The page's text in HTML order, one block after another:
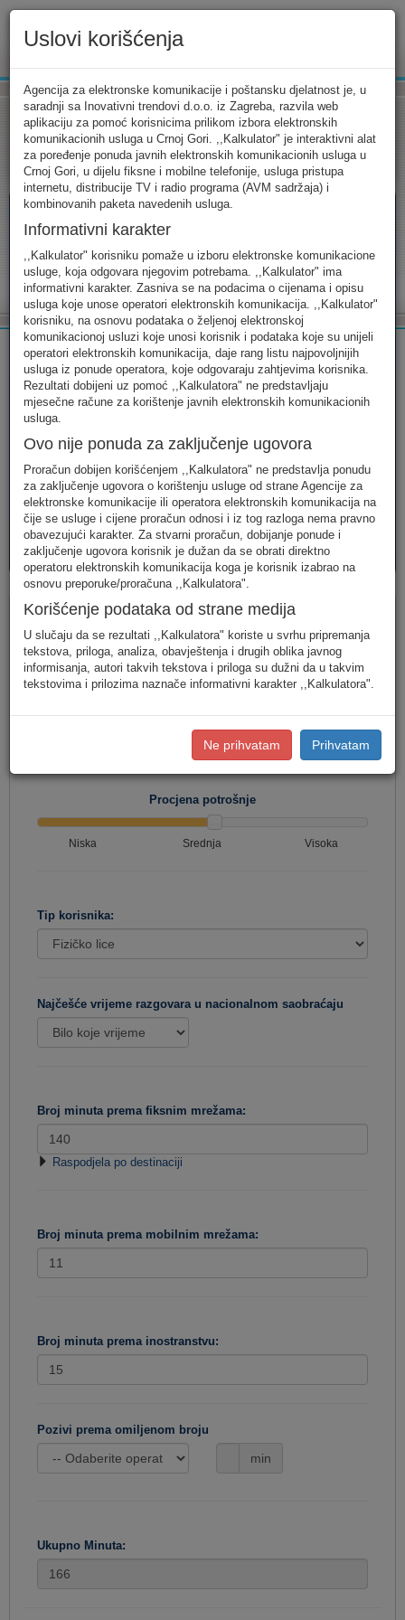
Tarifni kalkulator Uslovi korišćenja Kontakt
Tarifni kalkulator
Odaberite usluge koje koristite, popunite sva potrebna polja i
izaberite za sebe ono najbolje...
FIKSNA MOBILNA INTERNET
AVM
usluge
PAKETI
usluga
Fiksna telefonija
Jednostavan unos
(Za jednostavan unos raspodjela
korisnika u Crnoj Gori.)
(Za definisanje raspodjele saobraćaja prema
konkretnim destinacijama, koristite detaljan unos potrošnje.)
Procjena potrošnje
Niska Srednja Visoka
Tip korisnika:
Najčešće vrijeme razgovara u nacionalnom saobraćaju
Broj minuta prema fiksnim mrežama:
Raspodjela po destinaciji
Broj minuta prema mobilnim mrežama:
Broj minuta prema inostranstvu:
Pozivi prema omiljenom broju
min
Ukupno Minuta:
Uslovi korišćenja
Agencija za elektronske komunikacije i poštansku djelatnost je, u
saradnji sa Inovativni trendovi d.o.o. iz Zagreba, razvila web
aplikaciju za pomoć korisnicima prilikom izbora elektronskih
komunikacionih usluga u Crnoj Gori. ,,Kalkulator" je interaktivni alat
za poređenje ponuda javnih elektronskih komunikacionih usluga u
Crnoj Gori, u dijelu fiksne i mobilne telefonije, usluga pristupa
internetu, distribucije TV i radio programa (AVM sadržaja) i
kombinovanih paketa navedenih usluga.
Informativni karakter
,,Kalkulator" korisniku pomaže u izboru elektronske komunikacione
usluge, koja odgovara njegovim potrebama. ,,Kalkulator" ima
informativni karakter. Zasniva se na podacima o cijenama i opisu
usluga koje unose operatori elektronskih komunikacija. ,,Kalkulator"
korisniku, na osnovu podataka o željenoj elektronskoj
komunikacionoj usluzi koje unosi korisnik i podataka koje su unijeli
operatori elektronskih komunikacija, daje rang listu najpovoljnijih
usluga iz ponude operatora, koje odgovaraju zahtjevima korisnika.
Rezultati dobijeni uz pomoć ,,Kalkulatora" ne predstavljaju
mjesečne račune za korištenje javnih elektronskih komunikacionih
usluga.
Ovo nije ponuda za zaključenje ugovora
Proračun dobijen korišćenjem ,,Kalkulatora" ne predstavlja ponudu
za zaključenje ugovora o korištenju usluge od strane Agencije za
elektronske komunikacije ili operatora elektronskih komunikacija na
čije se usluge i cijene proračun odnosi i iz tog razloga nema pravno
obavezujući karakter. Za stvarni proračun, dobijanje ponude i
zaključenje ugovora korisnik je dužan da se obrati direktno
operatoru elektronskih komunikacija koga je korisnik izabrao na
osnovu preporuke/proračuna ,,Kalkulatora".
Korišćenje podataka od strane medija
U slučaju da se rezultati ,,Kalkulatora" koriste u svrhu pripremanja
tekstova, priloga, analiza, obavještenja i drugih oblika javnog
informisanja, autori takvih tekstova i priloga su dužni da u takvim
tekstovima i prilozima naznače informativni karakter ,,Kalkulatora".
Ne prihvatam Prihvatam